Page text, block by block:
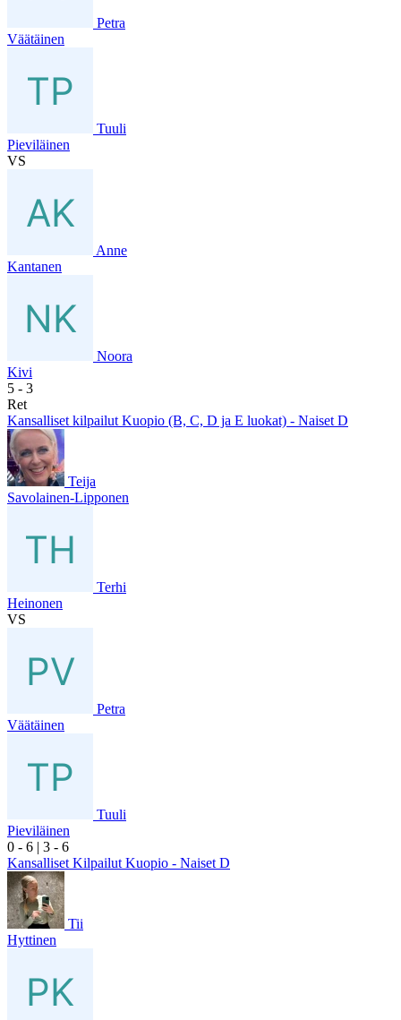
Petra
Väätäinen
Tuuli
Pieviläinen
VS
Anne
Kantanen
Noora
Kivi
5 - 3
Ret
Kansalliset kilpailut Kuopio (B, C, D ja E luokat) - Naiset D
Teija
Savolainen-Lipponen
Terhi
Heinonen
VS
Petra
Väätäinen
Tuuli
Pieviläinen
0 - 6 | 3 - 6
Kansalliset Kilpailut Kuopio - Naiset D
Tii
Hyttinen